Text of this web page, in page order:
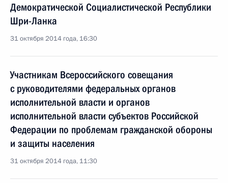
Демократической Социалистической Республики
Шри-Ланка
31 октября 2014 года, 16:30
Участникам Всероссийского совещания
с руководителями федеральных органов
исполнительной власти и органов
исполнительной власти субъектов Российской
Федерации по проблемам гражданской обороны
и защиты населения
31 октября 2014 года, 11:30